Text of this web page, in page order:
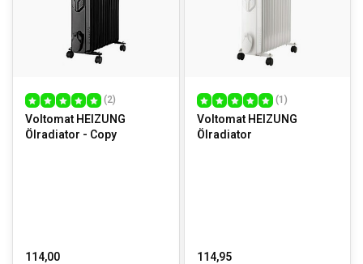
(2)
Voltomat HEIZUNG
Ölradiator - Copy
114,00
(1)
Voltomat HEIZUNG
Ölradiator
114,95